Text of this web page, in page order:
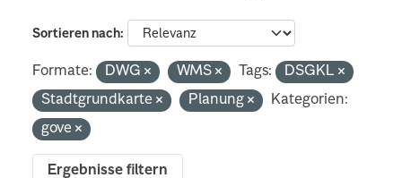
Sortieren nach
Formate: DWG WMS Tags:
DSGKL
Stadtgrundkarte
Planung
Kategorien:
gove
Ergebnisse filtern